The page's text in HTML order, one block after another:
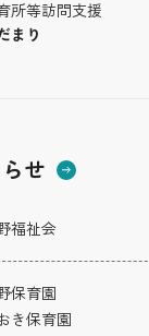
所等訪問支援
まり
せ
福祉会
保育園
き保育園